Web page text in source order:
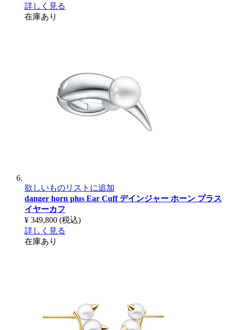
詳しく見る
在庫あり
欲しいものリストに追加
danger horn plus Ear Cuffデインジャー ホーン プラス
イヤーカフ
¥ 349,800 (税込)
詳しく見る
在庫あり